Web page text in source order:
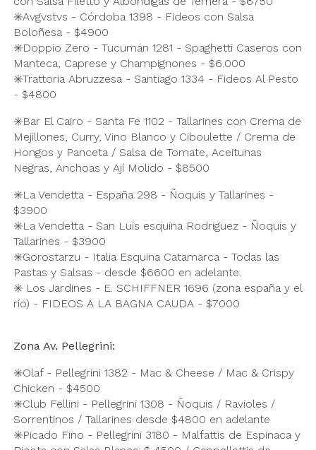
✳️Avgvstvs - Córdoba 1398 - Fideos con Salsa
Boloñesa - $4900
✳️Doppio Zero - Tucumán 1281 - Spaghetti Caseros con
Manteca, Caprese y Champignones - $6.000
✳️Trattoria Abruzzesa - Santiago 1334 - Fideos Al Pesto
- $4800
✳️Bar El Cairo - Santa Fe 1102 - Tallarines con Crema de
Mejillones, Curry, Vino Blanco y Ciboulette / Crema de
Hongos y Panceta / Salsa de Tomate, Aceitunas
Negras, Anchoas y Ají Molido - $8500
✳️La Vendetta - España 298 - Ñoquis y Tallarines -
$3900
✳️La Vendetta - San Luis esquina Rodriguez - Ñoquis y
Tallarines - $3900
✳️Gorostarzu - Italia Esquina Catamarca - Todas las
Pastas y Salsas - desde $6600 en adelante.
✳️ Los Jardines - E. SCHIFFNER 1696 (zona españa y el
río) - FIDEOS A LA BAGNA CAUDA - $7000
Zona Av. Pellegrini:
✳️Olaf - Pellegrini 1382 - Mac & Cheese / Mac & Crispy
Chicken - $4500
✳️Club Fellini - Pellegrini 1308 - Ñoquis / Ravioles /
Sorrentinos / Tallarines desde $4800 en adelante
✳️Picado Fino - Pellegrini 3180 - Malfattis de Espinaca y